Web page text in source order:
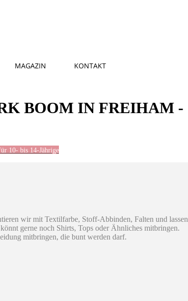
MAGAZIN KONTAKT
BOOM IN FREIHAM -
10- bis 14-Jährige
wir mit Textilfarbe, Stoff-Abbinden, Falten und lassen
gerne noch Shirts, Tops oder Ähnliches mitbringen.
mitbringen, die bunt werden darf.